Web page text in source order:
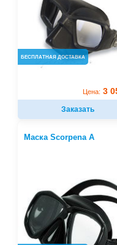
БЕСПЛАТНАЯ ДОСТАВКА
Цена: 3
Заказать
Маска Scorpena A